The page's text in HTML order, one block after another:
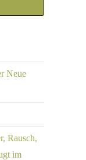
Neue
Rausch,
im